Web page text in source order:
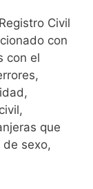
Civil
con
con el
que
sexo,